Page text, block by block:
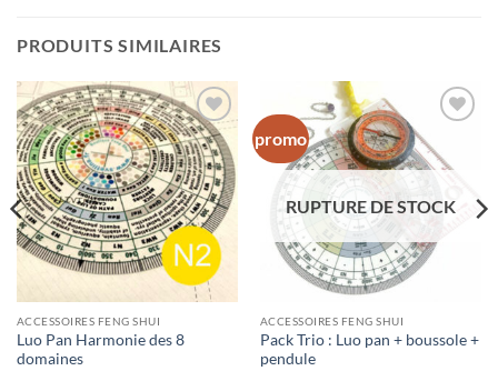
PRODUITS SIMILAIRES
Ajouter
à la liste
d’envies
ACCESSOIRES FENG SHUI
Luo Pan Harmonie des 8
domaines
promo
à la liste
d’envies
RUPTURE DE STOCK
ACCESSOIRES FENG SHUI
Pack Trio : Luo pan + boussole +
pendule